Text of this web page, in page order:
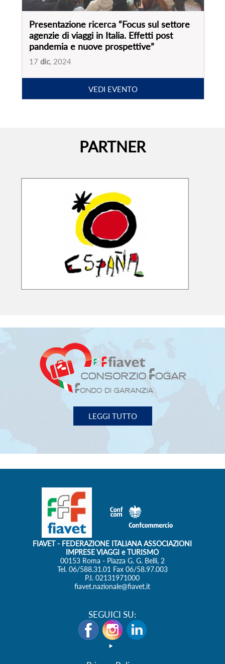
Presentazione ricerca “Focus sul settore
agenzie di viaggi in Italia. Effetti post
pandemia e nuove prospettive”
17dic, 2024
VEDI EVENTO
PARTNER
LEGGI TUTTO
FIAVET - FEDERAZIONE ITALIANA ASSOCIAZIONI
IMPRESE VIAGGI e TURISMO
00153 Roma - Piazza G. G. Belli, 2
Tel. 06/588.31.01 Fax 06/58.97.003
P.I. 02131971000
fiavet.nazionale@fiavet.it
SEGUICI SU: